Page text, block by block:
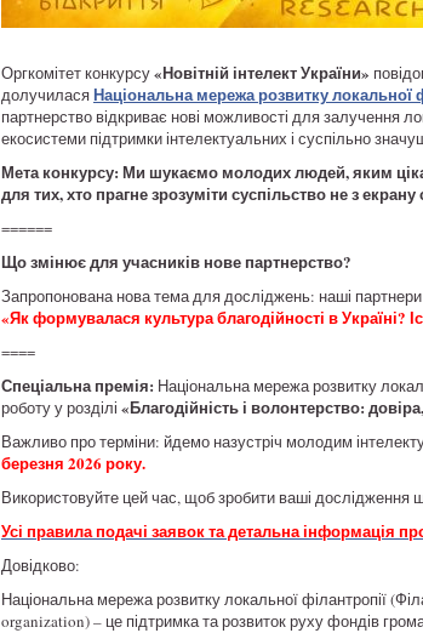
Оргкомітет конкурсу«Новітній інтелект України»
долучиласяНаціональна мережа розвитку локальної
партнерство відкриває нові можливості для залучення
екосистеми підтримки інтелектуальних і суспільно
Мета конкурсу: Ми шукаємо молодих людей, яким
для тих, хто прагне зрозуміти суспільство не з
======
Що змінює для учасників нове партнерство?
Запропонована нова тема для досліджень: наші
«Як формувалася культура благодійності в Україні?
====
Спеціальна премія: Національна мережа розвитку
роботу у розділі «Благодійність і волонтерство:
Важливо про терміни: йдемо назустріч молодим
березня 2026 року.
Використовуйте цей час, щоб зробити ваші
Усі правила подачі заявок та детальна інформація
Довідково:
Національна мережа розвитку локальної філантропії
organization) – це підтримка та розвиток руху фондів